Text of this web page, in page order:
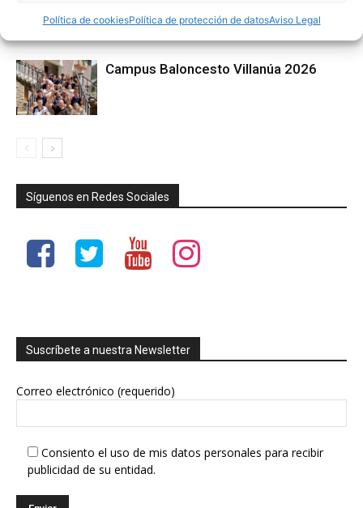
Política de cookiesPolítica de protección de datosAviso Legal
Campus Baloncesto Villanúa 2026
Síguenos en Redes Sociales
Suscríbete a nuestra Newsletter
Correo electrónico (requerido)
Consiento el uso de mis datos personales para recibir
publicidad de su entidad.